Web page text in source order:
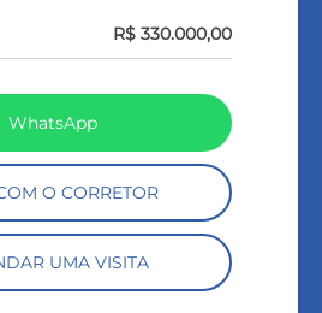
R$ 330.000,00
WhatsApp
O CORRETOR
UMA VISITA